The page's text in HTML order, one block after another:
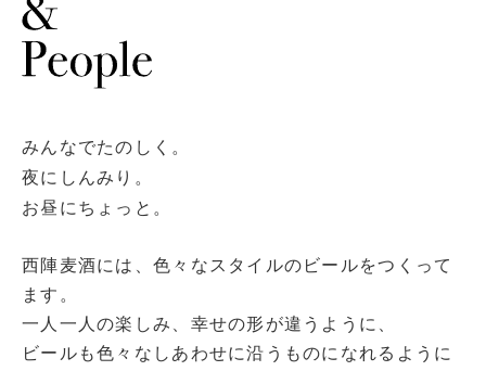
みんなでたのしく。
夜にしんみり。
お昼にちょっと。
西陣麦酒には、色々なスタイルのビールをつくって
ます。
一人一人の楽しみ、幸せの形が違うように、
ビールも色々なしあわせに沿うものになれるように